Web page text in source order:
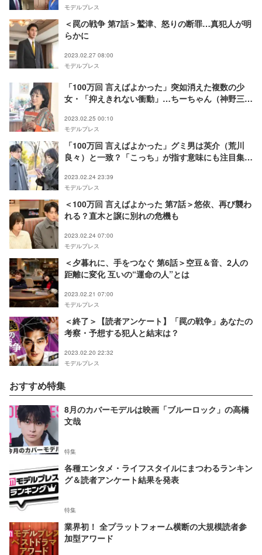
モデルプレス
＜罠の戦争 第7話＞鷲津、怒りの断罪…真犯人が明
らかに
2023.02.27 08:00
モデルプレス
「100万回 言えばよかった」突如消えた複数の少
女・「抑えきれない衝動」…ちーちゃん（神野三
2023.02.25 00:10
モデルプレス
「100万回 言えばよかった」グミ男は英介（荒川
良々）と一致？「こっち」が指す意味にも注目集ま
2023.02.24 23:39
モデルプレス
＜100万回 言えばよかった 第7話＞悠依、再び襲わ
れる？直木と譲に別れの危機も
2023.02.24 07:00
モデルプレス
＜夕暮れに、手をつなぐ 第6話＞空豆＆音、2人の
距離に変化 互いの“運命の人”とは
2023.02.21 07:00
モデルプレス
＜終了＞【読者アンケート】「罠の戦争」あなたの
考察・予想する犯人と結末は？
2023.02.20 22:32
モデルプレス
おすすめ特集
8月のカバーモデルは映画「ブルーロック」の高橋
文哉
特集
各種エンタメ・ライフスタイルにまつわるランキン
グ＆読者アンケート結果を発表
特集
業界初！ 全プラットフォーム横断の大規模読者参
加型アワード